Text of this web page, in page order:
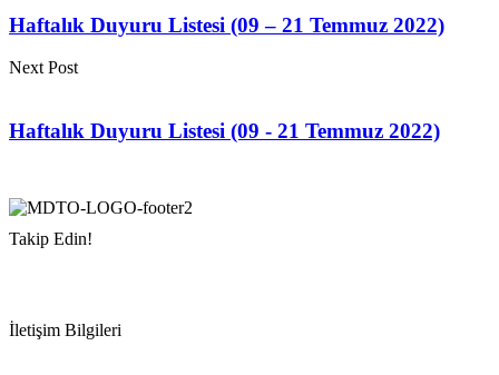
Haftalık Duyuru Listesi (09 – 21 Temmuz 2022)
Next Post
Haftalık Duyuru Listesi (09 - 21 Temmuz 2022)
Takip Edin!
İletişim Bilgileri